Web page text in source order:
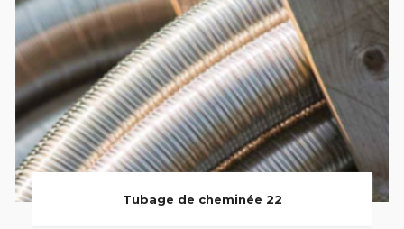
Tubage de cheminée 22